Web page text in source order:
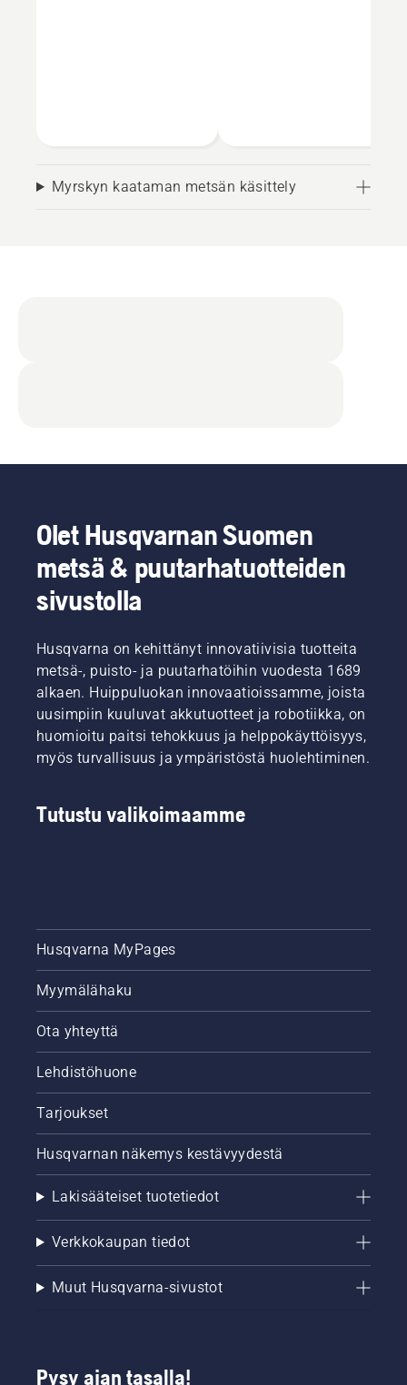
Myrskyn kaataman metsän käsittely
Olet Husqvarnan Suomen
metsä & puutarhatuotteiden
sivustolla
Husqvarna on kehittänyt innovatiivisia tuotteita
metsä-, puisto- ja puutarhatöihin vuodesta 1689
alkaen. Huippuluokan innovaatioissamme, joista
uusimpiin kuuluvat akkutuotteet ja robotiikka, on
huomioitu paitsi tehokkuus ja helppokäyttöisyys,
myös turvallisuus ja ympäristöstä huolehtiminen.
Tutustu valikoimaamme
Husqvarna MyPages
Myymälähaku
Ota yhteyttä
Lehdistöhuone
Tarjoukset
Husqvarnan näkemys kestävyydestä
Lakisääteiset tuotetiedot
Verkkokaupan tiedot
Muut Husqvarna-sivustot
Pysy ajan tasalla!